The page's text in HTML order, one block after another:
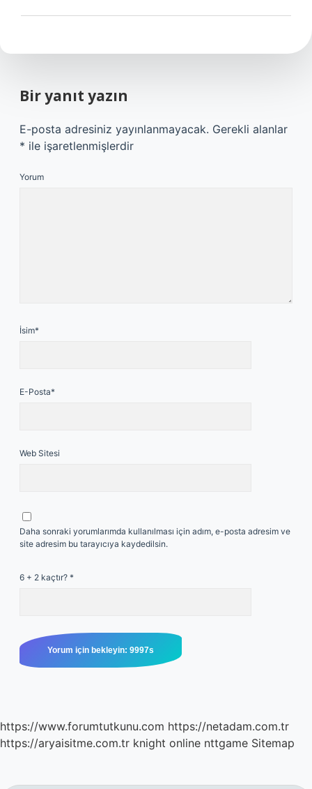
Bir yanıt yazın
E-posta adresiniz yayınlanmayacak. Gerekli alanlar
* ile işaretlenmişlerdir
Yorum
İsim*
E-Posta*
Web Sitesi
Daha sonraki yorumlarımda kullanılması için adım, e-posta adresim ve
site adresim bu tarayıcıya kaydedilsin.
6 + 2 kaçtır? *
https://www.forumtutkunu.com https://netadam.com.tr
https://aryaisitme.com.tr knight online nttgame Sitemap